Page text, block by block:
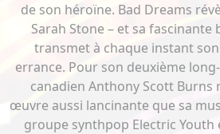
de son héroïne. Bad Dreams
Sarah Stone – et sa fascinante
transmet à chaque instant
errance. Pour son deuxième
canadien Anthony Scott Burns
œuvre aussi lancinante que sa
groupe synthpop Electric